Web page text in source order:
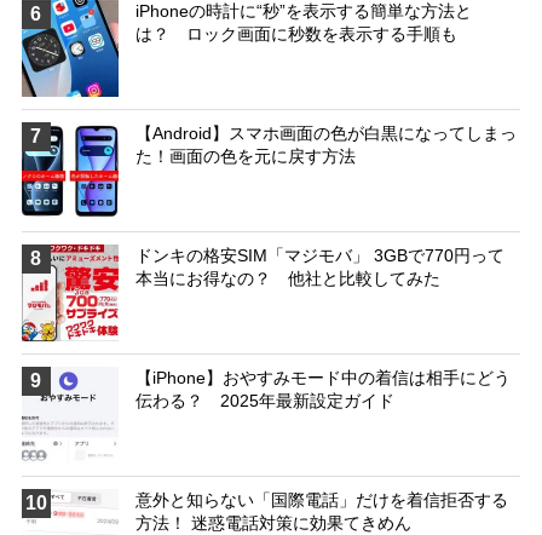
6
iPhoneの時計に“秒”を表示する簡単な方法と
は？ ロック画面に秒数を表示する手順も
7
【Android】スマホ画面の色が白黒になってしまっ
た！画面の色を元に戻す方法
8
ドンキの格安SIM「マジモバ」 3GBで770円って
本当にお得なの？ 他社と比較してみた
9
【iPhone】おやすみモード中の着信は相手にどう
伝わる？ 2025年最新設定ガイド
10
意外と知らない「国際電話」だけを着信拒否する
方法！ 迷惑電話対策に効果てきめん